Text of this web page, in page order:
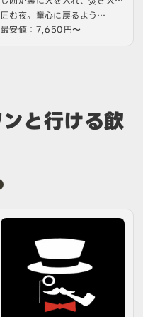
囲む夜。童心に戻るよう…
最安値：7,650円〜
と行ける飲